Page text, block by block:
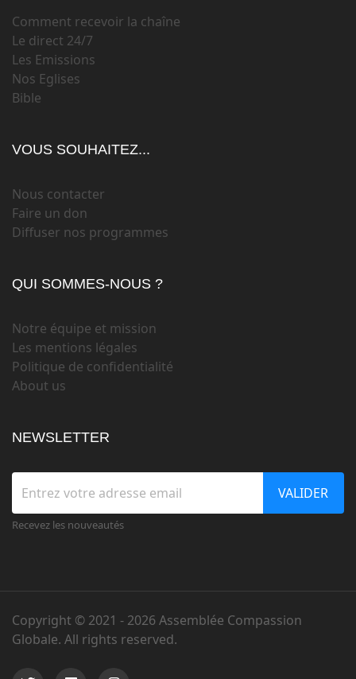
Comment recevoir la chaîne
Le direct 24/7
Les Emissions
Nos Eglises
Bible
VOUS SOUHAITEZ...
Nous contacter
Faire un don
Diffuser nos programmes
QUI SOMMES-NOUS ?
Notre équipe et mission
Les mentions légales
Politique de confidentialité
About us
NEWSLETTER
VALIDER
Recevez les nouveautés
Copyright © 2021 - 2026 Assemblée Compassion
Globale. All rights reserved.